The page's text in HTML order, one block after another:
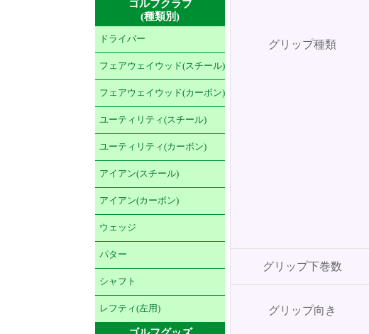
ゴルフクラブ
(種類別)
ドライバー
フェアウェイウッド(スチール)
フェアウェイウッド(カーボン)
ユーティリティ(スチール)
ユーティリティ(カーボン)
アイアン(スチール)
アイアン(カーボン)
ウェッジ
パター
シャフト
レフティ(左用)
グリップ種類
グリップ下巻数
グリップ向き